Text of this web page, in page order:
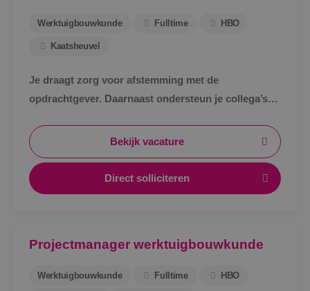
Werktuigbouwkunde Fulltime HBO
Kaatsheuvel
Je draagt zorg voor afstemming met de
opdrachtgever. Daarnaast ondersteun je collega’s
technische ontwerp en de werkvoorbereiding voor
de uitvoering.
Bekijk vacature
Direct solliciteren
Projectmanager werktuigbouwkunde
Werktuigbouwkunde Fulltime HBO